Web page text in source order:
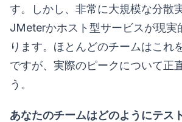
す。しかし、非常に大規模な分散
JMeterかホスト型サービスが現実
ります。ほとんどのチームはこれ
ですが、実際のピークについて正
う。
あなたのチームはどのようにテス